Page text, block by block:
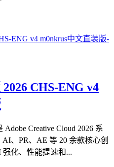
CHS-ENG v4
Adobe Creative Cloud 2026 系
、PR、AE 等 20 余款核心创
强化、性能提速和...